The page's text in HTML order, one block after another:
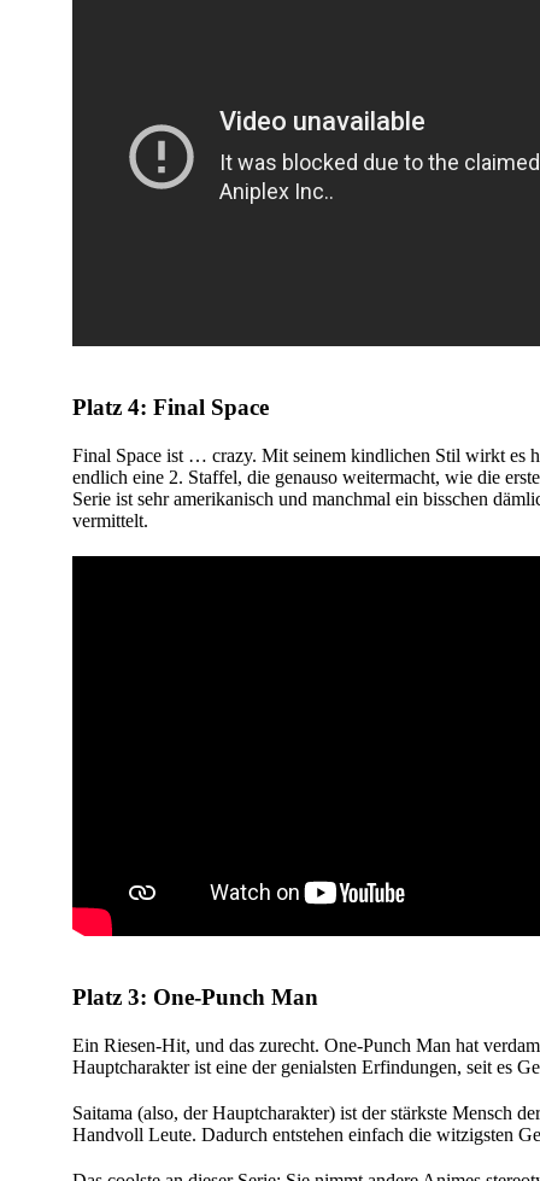
Platz 4: Final Space
Final Space ist … crazy. Mit seinem kindlichen Stil wirkt es
endlich eine 2. Staffel, die genauso weitermacht, wie die
Serie ist sehr amerikanisch und manchmal ein bisschen
vermittelt.
Platz 3: One-Punch Man
Ein Riesen-Hit, und das zurecht. One-Punch Man hat
Hauptcharakter ist eine der genialsten Erfindungen, seit es
Saitama (also, der Hauptcharakter) ist der stärkste Mensch
Handvoll Leute. Dadurch entstehen einfach die witzigsten